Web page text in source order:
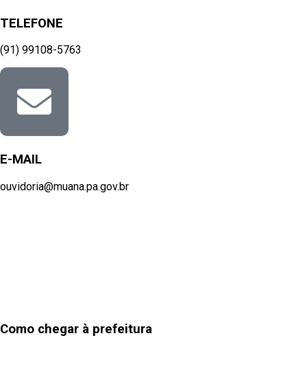
TELEFONE
(91) 99108-5763
E-MAIL
ouvidoria@muana.pa.gov.br
Como chegar à prefeitura